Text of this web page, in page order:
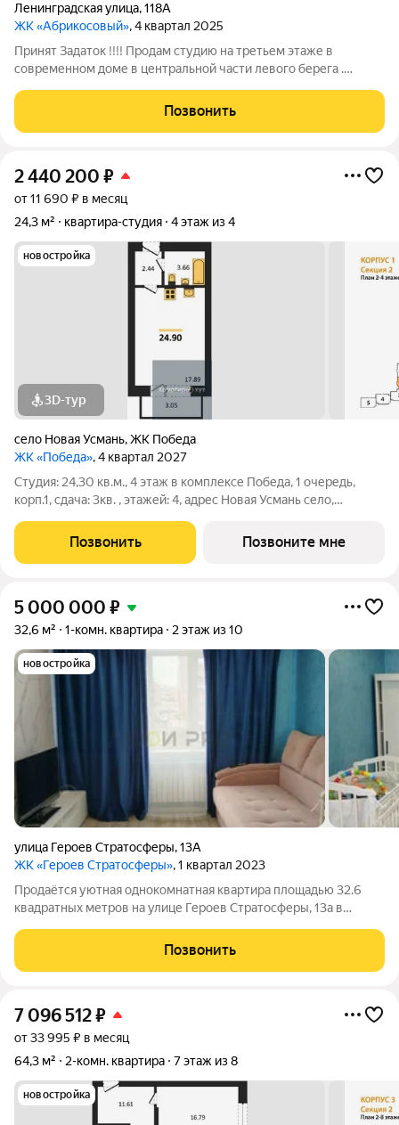
Ленинградская улица,118А
ЖК «Абрикосовый», 4 квартал 2025
Принят Задаток !!!! Продам студию на третьем этаже в
современном доме в центральной части левого берега .
счетчик и водопровод , вставлена хорошая металическая
дверь . Лоджия застеклена . В
Позвонить
2 440 200 ₽
от 11 690 ₽ в месяц
24,3 м²
квартира-студия 4 этаж из 4
новостройка
3D-тур
село Новая Усмань,ЖК Победа
ЖК «Победа», 4 квартал 2027
Студия: 24,30 кв.м., 4 этаж в комплексе Победа, 1 очередь,
корп.1, сдача: 3кв. , этажей: 4, адрес Новая Усмань село,
современный и комфортный жилой комплекс, который
сочетает в себе все
Позвонить Позвоните мне
5 000 000 ₽
32,6 м² 1-комн. квартира 2 этаж из 10
новостройка
улица Героев Стратосферы,13А
ЖК «Героев Стратосферы», 1 квартал 2023
Продаётся уютная однокомнатная квартира площадью 32.6
квадратных метров на улице Героев Стратосферы, 13а в
десятиэтажного монолитного дома, построенного в 2023 году.
Пространство квартиры грамотно
Позвонить
7 096 512₽
от 33 995 ₽ в месяц
64,3 м²
2-комн. квартира 7 этаж из 8
новостройка